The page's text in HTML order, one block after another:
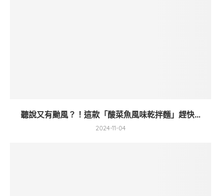
聽說又有颱風？！這款「酸菜魚風味乾拌麵」趕快...
2024-11-04